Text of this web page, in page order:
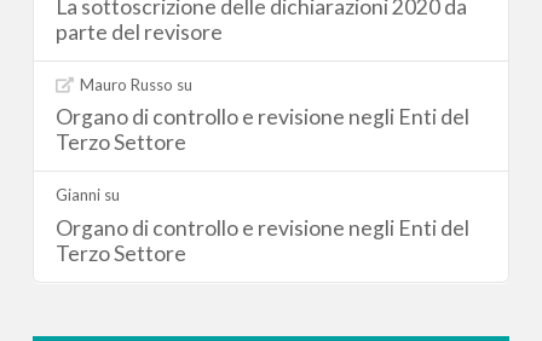
La sottoscrizione delle dichiarazioni 2020 da
parte del revisore
Mauro Russo su
Organo di controllo e revisione negli Enti del
Terzo Settore
Gianni su
Organo di controllo e revisione negli Enti del
Terzo Settore